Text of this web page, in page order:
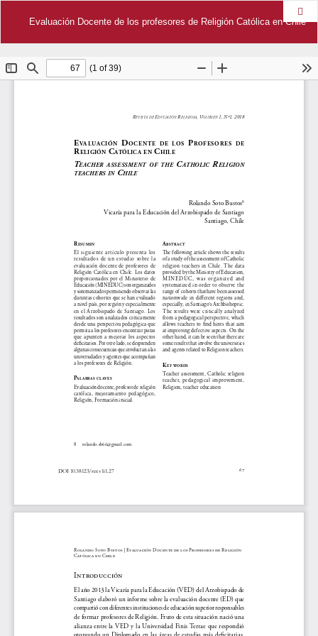
Evaluación Docente de los profesores de Religión Católica en Chile